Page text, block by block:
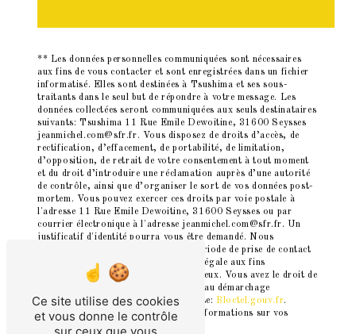
** Les données personnelles communiquées sont nécessaires
aux fins de vous contacter et sont enregistrées dans un fichier
informatisé. Elles sont destinées à Tsushima et ses sous-
traitants dans le seul but de répondre à votre message. Les
données collectées seront communiquées aux seuls destinataires
suivants: Tsushima 11 Rue Emile Dewoitine, 31600 Seysses
jeanmichel.com@sfr.fr. Vous disposez de droits d’accès, de
rectification, d’effacement, de portabilité, de limitation,
d’opposition, de retrait de votre consentement à tout moment
et du droit d’introduire une réclamation auprès d’une autorité
de contrôle, ainsi que d’organiser le sort de vos données post-
mortem. Vous pouvez exercer ces droits par voie postale à
l'adresse 11 Rue Emile Dewoitine, 31600 Seysses ou par
courrier électronique à l'adresse jeanmichel.com@sfr.fr. Un
justificatif d'identité pourra vous être demandé. Nous
conservons vos données pendant la période de prise de contact
puis pendant la durée de prescription légale aux fins
probatoires et de gestion des contentieux. Vous avez le droit de
vous inscrire sur la liste d'opposition au démarchage
téléphonique, disponible à cette adresse:Bloctel.gouv.fr.
Consultez le site cnil.fr pour plus d’informations sur vos
Ce site utilise des cookies
et vous donne le contrôle